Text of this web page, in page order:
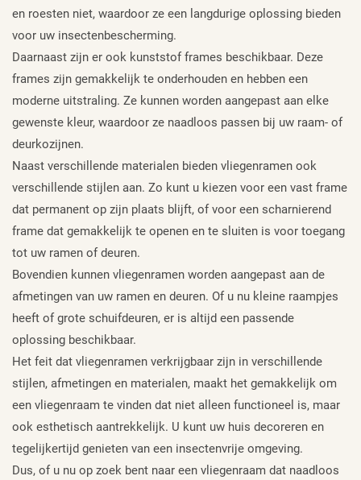
en roesten niet, waardoor ze een langdurige oplossing bieden
voor uw insectenbescherming.
Daarnaast zijn er ook kunststof frames beschikbaar. Deze
frames zijn gemakkelijk te onderhouden en hebben een
moderne uitstraling. Ze kunnen worden aangepast aan elke
gewenste kleur, waardoor ze naadloos passen bij uw raam- of
deurkozijnen.
Naast verschillende materialen bieden vliegenramen ook
verschillende stijlen aan. Zo kunt u kiezen voor een vast frame
dat permanent op zijn plaats blijft, of voor een scharnierend
frame dat gemakkelijk te openen en te sluiten is voor toegang
tot uw ramen of deuren.
Bovendien kunnen vliegenramen worden aangepast aan de
afmetingen van uw ramen en deuren. Of u nu kleine raampjes
heeft of grote schuifdeuren, er is altijd een passende
oplossing beschikbaar.
Het feit dat vliegenramen verkrijgbaar zijn in verschillende
stijlen, afmetingen en materialen, maakt het gemakkelijk om
een vliegenraam te vinden dat niet alleen functioneel is, maar
ook esthetisch aantrekkelijk. U kunt uw huis decoreren en
tegelijkertijd genieten van een insectenvrije omgeving.
Dus, of u nu op zoek bent naar een vliegenraam dat naadloos